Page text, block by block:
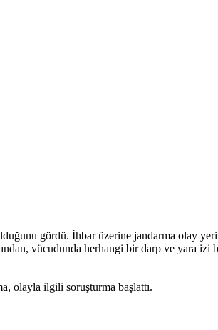
gördü. İhbar üzerine jandarma olay
vücudunda herhangi bir darp ve yara
olayla ilgili soruşturma başlattı.